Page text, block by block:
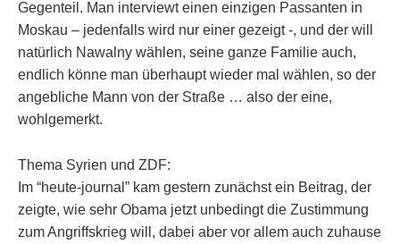
Gegenteil. Man interviewt einen einzigen Passanten in
Moskau – jedenfalls wird nur einer gezeigt -, und der will
natürlich Nawalny wählen, seine ganze Familie auch,
endlich könne man überhaupt wieder mal wählen, so der
angebliche Mann von der Straße … also der eine,
wohlgemerkt.
Thema Syrien und ZDF:
Im “heute-journal” kam gestern zunächst ein Beitrag, der
zeigte, wie sehr Obama jetzt unbedingt die Zustimmung
zum Angriffskrieg will, dabei aber vor allem auch zuhause